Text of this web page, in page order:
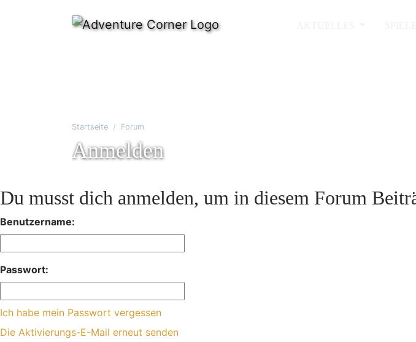
Startseite Forum
Anmelden
Du musst dich anmelden, um in diesem Forum
Benutzername:
Passwort:
Ich habe mein Passwort vergessen
Die Aktivierungs-E-Mail erneut senden